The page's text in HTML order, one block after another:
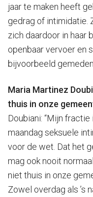
jaar te maken heeft
gedrag of intimidatie.
zich daardoor in haar
openbaar vervoer en
bijvoorbeeld
Maria Martinez
thuis in onze
Doubiani: “Mijn
maandag seksuele
voor de wet. Dat het
mag ook nooit
niet thuis in onze
Zowel overdag als ’s